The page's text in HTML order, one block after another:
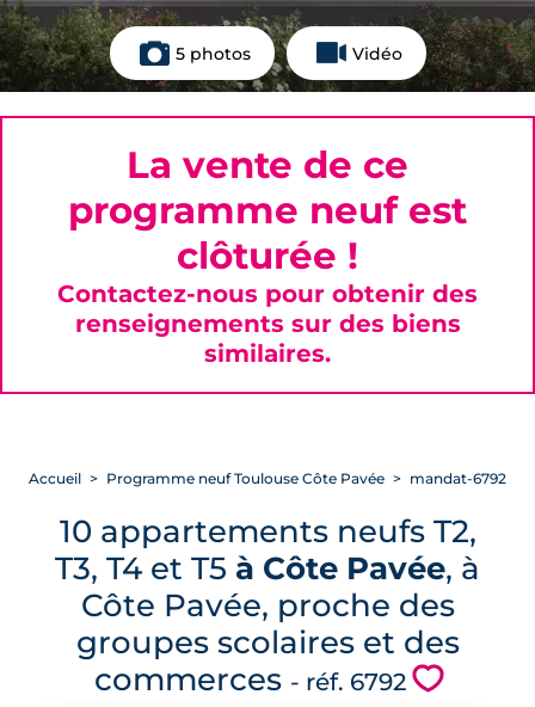
5 photos Vidéo
Accueil Programme neuf Toulouse Côte Pavée mandat-6792
10 appartements neufs T2,
T3, T4 et T5 à Côte Pavée, à
Côte Pavée, proche des
groupes scolaires et des
commerces - réf. 6792 💗
La vente de ce
programme neuf est
clôturée !
Contactez-nous pour obtenir des
renseignements sur des biens
similaires.